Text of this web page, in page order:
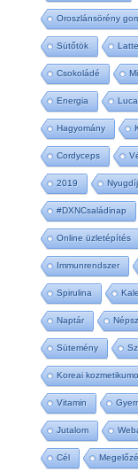
Oroszlánsörény
Sütőtök Latte
Csokoládé
Energia
Hagyomány
Cordyceps
2019
#DXNCsaládinap
Online üzletépítés
Immunrendszer
Spirulina
Naptár
Sütemény
Koreai
Vitamin
Jutalom
Cél